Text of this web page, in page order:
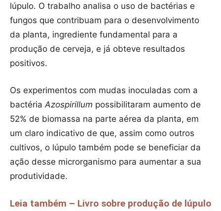
lúpulo. O trabalho analisa o uso de bactérias e
fungos que contribuam para o desenvolvimento
da planta, ingrediente fundamental para a
produção de cerveja, e já obteve resultados
positivos.
Os experimentos com mudas inoculadas com a
bactéria Azospirillum possibilitaram aumento de
52% de biomassa na parte aérea da planta, em
um claro indicativo de que, assim como outros
cultivos, o lúpulo também pode se beneficiar da
ação desse microrganismo para aumentar a sua
produtividade.
Leia também – Livro sobre produção de lúpulo